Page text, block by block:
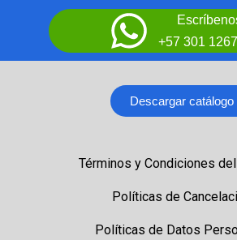
+57 301
Descargar catálogo
Términos y Condiciones
Políticas de
Políticas de Datos